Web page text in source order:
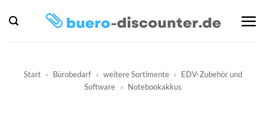
Inhalt
springen
Start » Bürobedarf » weitere Sortimente » EDV-Zubehör und
Software » Notebookakkus